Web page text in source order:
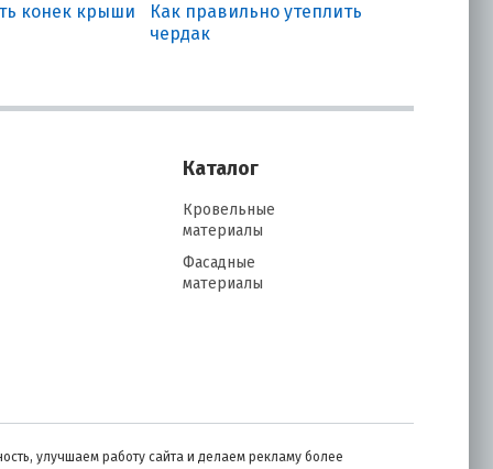
конек крыши
Как правильно утеплить
чердак
Каталог
Кровельные
материалы
Фасадные
материалы
улучшаем работу сайта и делаем рекламу более